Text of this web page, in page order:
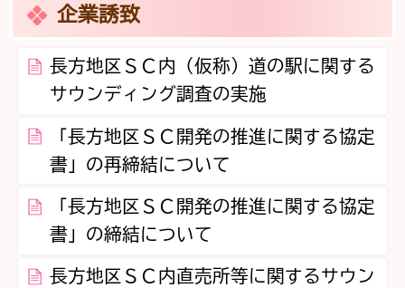
企業誘致
長方地区ＳＣ内（仮称）道の駅に関する
サウンディング調査の実施
「長方地区ＳＣ開発の推進に関する協定
書」の再締結について
「長方地区ＳＣ開発の推進に関する協定
書」の締結について
長方地区ＳＣ内直売所等に関するサウン